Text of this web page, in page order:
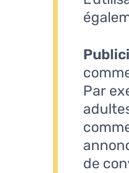
Par
de